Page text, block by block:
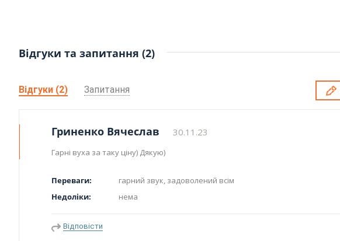
Відгуки та запитання (2)
Відгуки (2) Запитання
Гриненко Вячеслав 30.11.23
Гарні вуха за таку ціну) Дякую)
Переваги:
гарний звук, задоволений всім
Недоліки:
нема
Відповісти